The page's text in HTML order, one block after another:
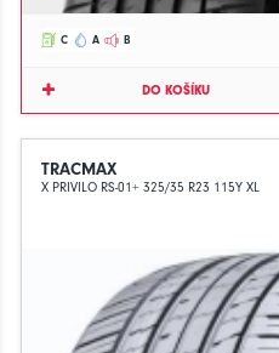
C A B
DO KOŠÍKU
TRACMAX
X PRIVILO RS-01+ 325/35 R23 115Y XL